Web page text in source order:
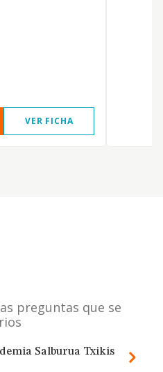
VER FICHA
preguntas que se
Salburua Txikis